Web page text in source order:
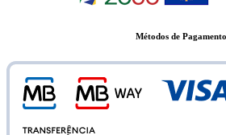
Métodos de Pagamento